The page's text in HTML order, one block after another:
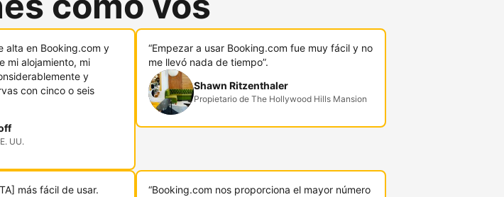
alta en Booking.com y
mi alojamiento, mi
y
con cinco o seis
UU.
“Empezar a usar Booking.com fue muy fácil y no
me llevó nada de tiempo”.
Shawn Ritzenthaler
Propietario de The Hollywood Hills Mansion
más fácil de usar. “Booking.com nos proporciona el mayor número